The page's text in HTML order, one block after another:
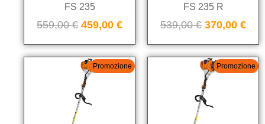
FS 235
559,00€ 459,00 €
FS 235 R
539,00€ 370,00 €
Promozione Promozione